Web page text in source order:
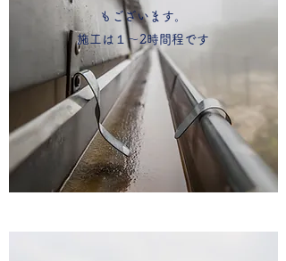
もございます。
​施工は１～2時間程です